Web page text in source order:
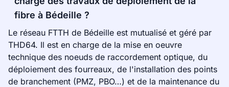
fibre à Bédeille ?
Le réseau FTTH de Bédeille est mutualisé et géré par
THD64. Il est en charge de la mise en oeuvre
technique des noeuds de raccordement optique, du
déploiement des fourreaux, de l'installation des points
de branchement (PMZ, PBO…) et de la maintenance du